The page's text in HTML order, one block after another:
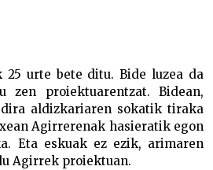
urte bete ditu. Bide luzea da
zen proiektuarentzat. Bidean,
aldizkariaren sokatik tiraka
Agirrerenak hasieratik egon
Eta eskuak ez ezik, arimaren
Agirrek proiektuan.